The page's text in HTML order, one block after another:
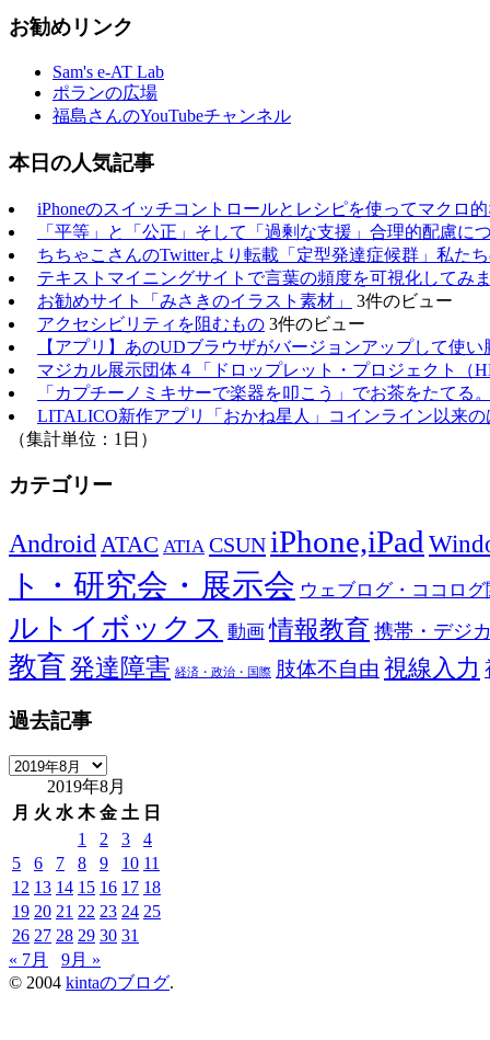
お勧めリンク
Sam's e-AT Lab
ポランの広場
福島さんのYouTubeチャンネル
本日の人気記事
iPhoneのスイッチコントロールとレシピを使ってマクロ
「平等」と「公正」そして「過剰な支援」合理的配慮に
ちちゃこさんのTwitterより転載「定型発達症候群」私た
テキストマイニングサイトで言葉の頻度を可視化してみま
お勧めサイト「みさきのイラスト素材」
3件のビュー
アクセシビリティを阻むもの 3件のビュー
【アプリ】あのUDブラウザがバージョンアップして使い
マジカル展示団体４「ドロップレット・プロジェクト（
「カプチーノミキサーで楽器を叩こう」でお茶をたてる
LITALICO新作アプリ「おかね星人」コインライン以来
（集計単位：1日）
カテゴリー
Android ATAC ATIA CSUN iPhone,iPad
ト・研究会・展示会 ウェブログ・ココログ
ルトイボックス 動画 情報教育 携帯・デジ
教育発達障害 経済・政治・国際 肢体不自由 視線入力
過去記事
過
記
2019年8月
月 火 水 木 金 土 日
1
2 3
4
5
6 7 8 9 10 11
12 13 14 15 16 17 18
19 20 21 22 23 24 25
26 27 28 29 30 31
« 7月
9月 »
© 2004 kintaのブログ.